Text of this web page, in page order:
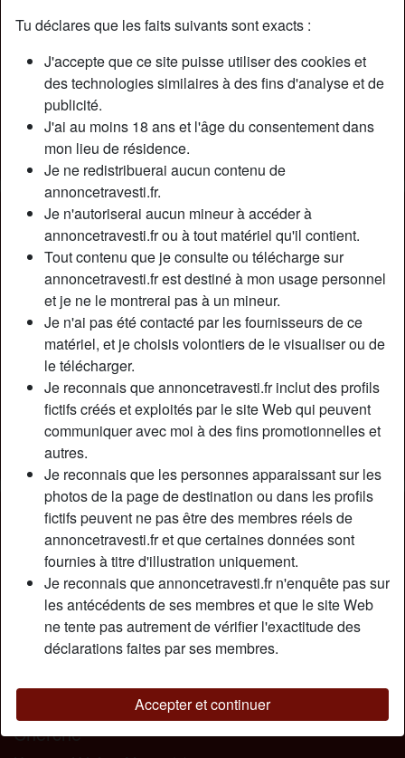
Tu déclares que les faits suivants sont exacts :
J'accepte que ce site puisse utiliser des cookies et
des technologies similaires à des fins d'analyse et de
publicité.
J'ai au moins 18 ans et l'âge du consentement dans
mon lieu de résidence.
Je ne redistribuerai aucun contenu de
annoncetravesti.fr.
Je n'autoriserai aucun mineur à accéder à
annoncetravesti.fr ou à tout matériel qu'il contient.
Tout contenu que je consulte ou télécharge sur
annoncetravesti.fr est destiné à mon usage personnel
et je ne le montrerai pas à un mineur.
Je n'ai pas été contacté par les fournisseurs de ce
matériel, et je choisis volontiers de le visualiser ou de
le télécharger.
Je reconnais que annoncetravesti.fr inclut des profils
fictifs créés et exploités par le site Web qui peuvent
communiquer avec moi à des fins promotionnelles et
autres.
Je reconnais que les personnes apparaissant sur les
photos de la page de destination ou dans les profils
fictifs peuvent ne pas être des membres réels de
annoncetravesti.fr et que certaines données sont
fournies à titre d'illustration uniquement.
Je reconnais que annoncetravesti.fr n'enquête pas sur
les antécédents de ses membres et que le site Web
ne tente pas autrement de vérifier l'exactitude des
déclarations faites par ses membres.
Accepter et continuer
Nickname:
Karine217
Âge:
26
Pays:
France
Département:
Var
Sexe:
Transexuelle
Sexualité:
Gay
Relation:
Couleur des cheveux:
Blonde
Couleur des yeux:
Bleu
Épilé(e):
Oui
Fumeur(euse):
Description
J’étais en couple avec un mec sympa jusqu’à tout
récemment. On serait toujours ensemble si ce n’était qu’il
avait une panne sexuelle depuis un moment et j’ai pas
réussi a tenir le coup. Donc je veux simplement m’amuser
pour l’instant, pas d’histoire d’amour compliquée pour moi
svp. Je veux juste un bon mec endurant au pieux pour
recherche un homme plus vieux que moi.
Cherche